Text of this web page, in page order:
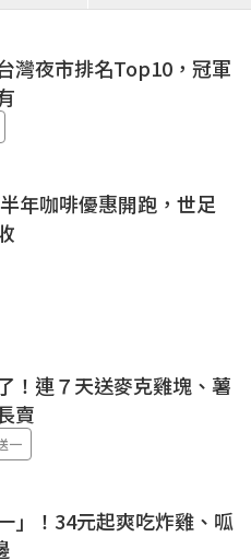
灣夜市排名Top10，冠軍
年咖啡優惠開跑，世足
！連７天送麥克雞塊、薯
賣
一
」！34元起爽吃炸雞、呱